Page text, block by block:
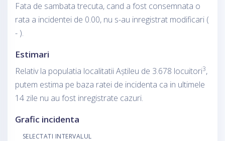
Fata de sambata trecuta, cand a fost consemnata o
rata a incidentei de 0.00, nu s-au inregistrat modificari (
- ).
Estimari
Relativ la populatia localitatii Aștileu de 3.678 locuitori3,
putem estima pe baza ratei de incidenta ca in ultimele
14 zile nu au fost inregistrate cazuri.
Grafic incidenta
SELECTATI INTERVALUL